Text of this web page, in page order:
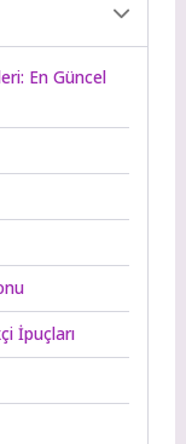
En Güncel
İpuçları